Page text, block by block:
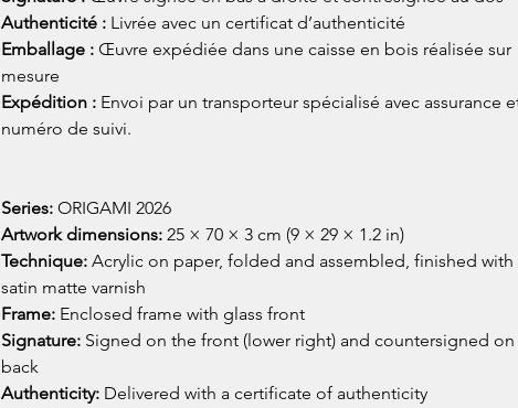
Authenticité : Livrée avec un certificat d’authenticité
Emballage : Œuvre expédiée dans une caisse en bois réalisée sur
mesure
Expédition : Envoi par un transporteur spécialisé avec assurance
numéro de suivi.
Series: ORIGAMI 2026
Artwork dimensions: 25 × 70 × 3 cm (9 × 29 × 1.2 in)
Technique: Acrylic on paper, folded and assembled, finished with
satin matte varnish
Frame: Enclosed frame with glass front
Signature: Signed on the front (lower right) and countersigned on
back
Authenticity: Delivered with a certificate of authenticity